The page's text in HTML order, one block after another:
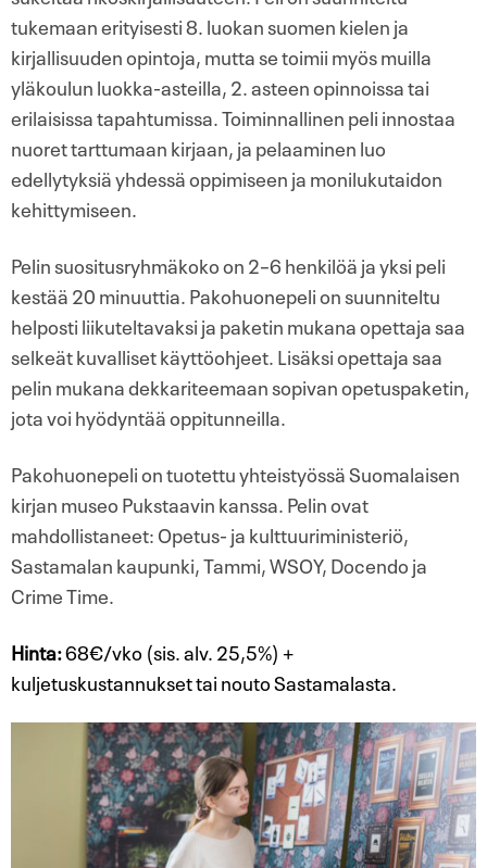
tukemaan erityisesti 8. luokan suomen kielen ja
kirjallisuuden opintoja, mutta se toimii myös muilla
yläkoulun luokka-asteilla, 2. asteen opinnoissa tai
erilaisissa tapahtumissa. Toiminnallinen peli innostaa
nuoret tarttumaan kirjaan, ja pelaaminen luo
edellytyksiä yhdessä oppimiseen ja monilukutaidon
kehittymiseen.
Pelin suositusryhmäkoko on 2–6 henkilöä ja yksi peli
kestää 20 minuuttia. Pakohuonepeli on suunniteltu
helposti liikuteltavaksi ja paketin mukana opettaja saa
selkeät kuvalliset käyttöohjeet. Lisäksi opettaja saa
pelin mukana dekkariteemaan sopivan opetuspaketin,
jota voi hyödyntää oppitunneilla.
Pakohuonepeli on tuotettu yhteistyössä Suomalaisen
kirjan museo Pukstaavin kanssa. Pelin ovat
mahdollistaneet: Opetus- ja kulttuuriministeriö,
Sastamalan kaupunki, Tammi, WSOY, Docendo ja
Crime Time.
Hinta:68€/vko (sis. alv. 25,5%) +
kuljetuskustannukset tai nouto Sastamalasta.